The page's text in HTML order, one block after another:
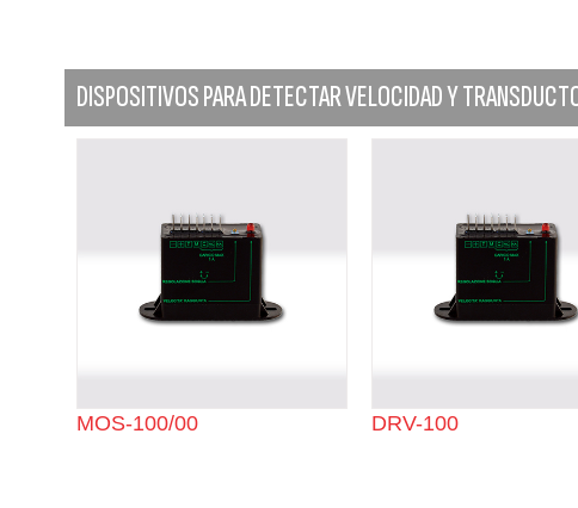
DISPOSITIVOS PARA DETECTAR VELOCIDAD Y
MOS-100/00 DRV-100